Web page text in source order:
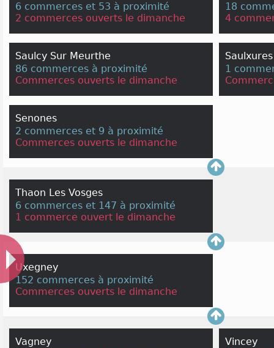
6 commerces et 53 à proximité
2 commerces ouverts le dimanche
18
4
Saulcy Sur Meurthe
86 commerces à proximité
Commerces ouverts le dimanche
1
Senones
2 commerces et 9 à proximité
Commerces ouverts le dimanche
Thaon Les Vosges
6 commerces et 147 à proximité
1 commerce ouvert le dimanche
Uxegney
152 commerces à proximité
Commerces ouverts le dimanche
Vagney
Vincey